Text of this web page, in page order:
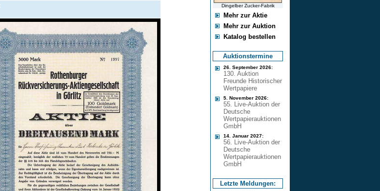
Dingelber Zucker-Fabrik
Mehr zur Aktie
Mehr zur Auktion
Katalog bestellen
Auktionstermine
26. September 2026:
130. Auktion
Freunde Historischer
Wertpapiere
5. November 2026:
55. Live-Auktion der
Deutsche
Wertpapierauktionen
GmbH
14. Januar 2027:
56. Live-Auktion der
Deutsche
Wertpapierauktionen
GmbH
Letzte Meldungen: